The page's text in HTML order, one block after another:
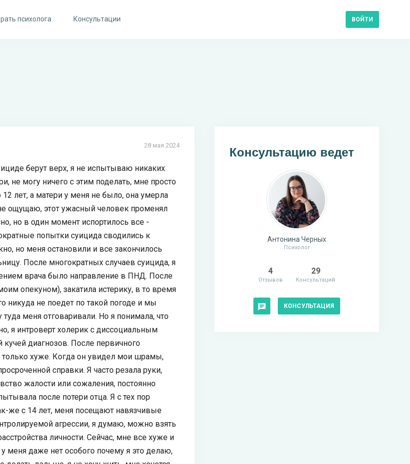
психолога Консультации ВОЙТИ
28 мая 2024
берут верх, я не испытываю никаких
не могу ничего с этим поделать, мне просто
лет, а матери у меня не было, она умерла
ощущаю, этот ужасный человек променял
но в один момент испортилось все -
попытки суицида сводились к
но меня остановили и все закончилось
После многократных случаев суицида, я
врача было направление в ПНД. После
опекуном), закатила истерику, в то время
никуда не поедет по такой погоде и мы
меня отговаривали. Но я понимала, что
я интроверт холерик с диссоциальным
кучей диагнозов. После первичного
хуже. Когда он увидел мои шрамы,
справки. Я часто резала руки,
жалости или сожаления, постоянно
после потери отца. Я с тех пор
же с 14 лет, меня посещают навязчивые
агрессии, я думаю, можно взять
личности. Сейчас, мне все хуже и
меня даже нет особого почему я это делаю,
Консультацию ведет
Антонина Черных
Психолог
4
Отзывов
29
Консультаций
КОНСУЛЬТАЦИЯ